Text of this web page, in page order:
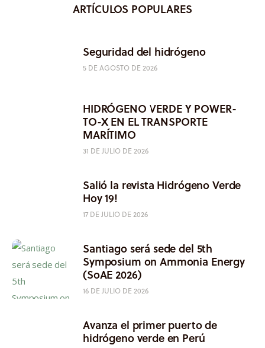
ARTÍCULOS POPULARES
Seguridad del hidrógeno
5 DE AGOSTO DE 2026
HIDRÓGENO VERDE Y POWER-
TO-X EN EL TRANSPORTE
MARÍTIMO
31 DE JULIO DE 2026
Salió la revista Hidrógeno Verde
Hoy 19!
17 DE JULIO DE 2026
Santiago será sede del 5th
Symposium on Ammonia Energy
(SoAE 2026)
16 DE JULIO DE 2026
Avanza el primer puerto de
hidrógeno verde en Perú